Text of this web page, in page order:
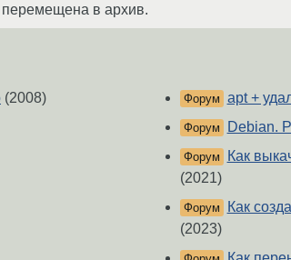
в архив.
(2008) Форум apt +
Форум Debian.
Форум
Как
(2021)
Форум
Как
(2023)